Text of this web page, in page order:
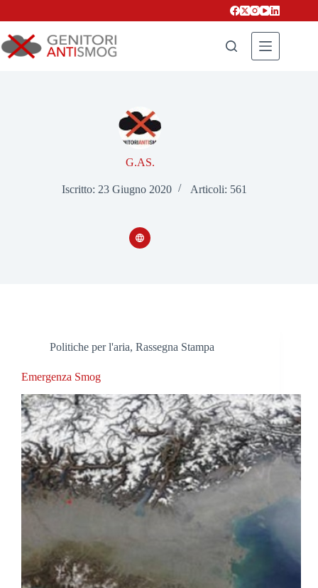
G.AS.
Iscritto: 23 Giugno 2020 Articoli: 561
Politiche per l'aria, Rassegna Stampa
Emergenza Smog